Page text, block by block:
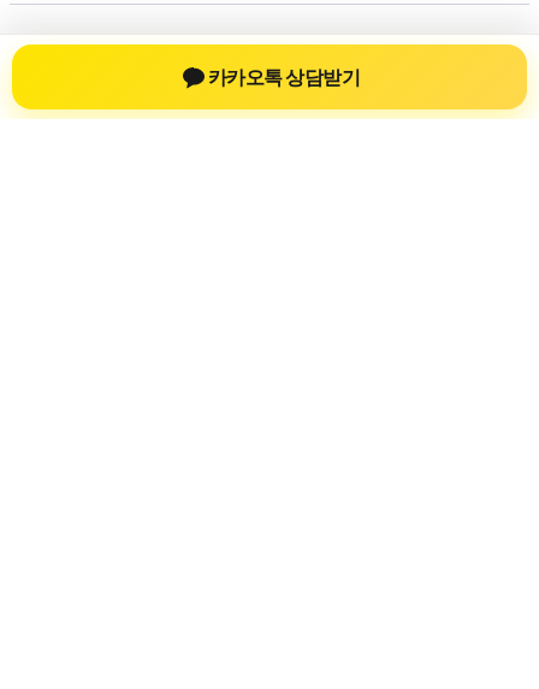
스 테마
카카오톡 상담받기